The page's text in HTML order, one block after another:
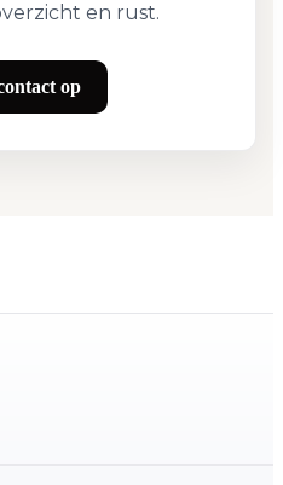
en rust.
op